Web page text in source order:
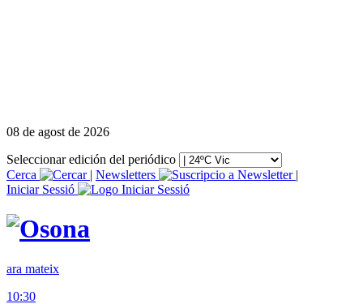
08 de agost de 2026
Seleccionar edición del periódico
Cerca
| Newsletters
|
Iniciar Sessió
ara mateix
10:30